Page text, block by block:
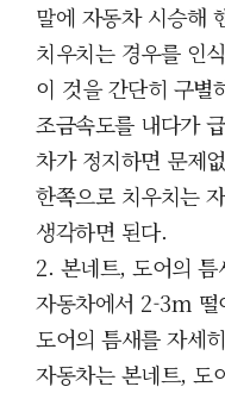
말에 자동차 시승해
치우치는 경우를 인
이 것을 간단히 구별
조금속도를 내다가
차가 정지하면 문제
한쪽으로 치우치는
생각하면 된다.
2. 본네트, 도어의
자동차에서 2-3m
도어의 틈새를 자세
자동차는 본네트, 도